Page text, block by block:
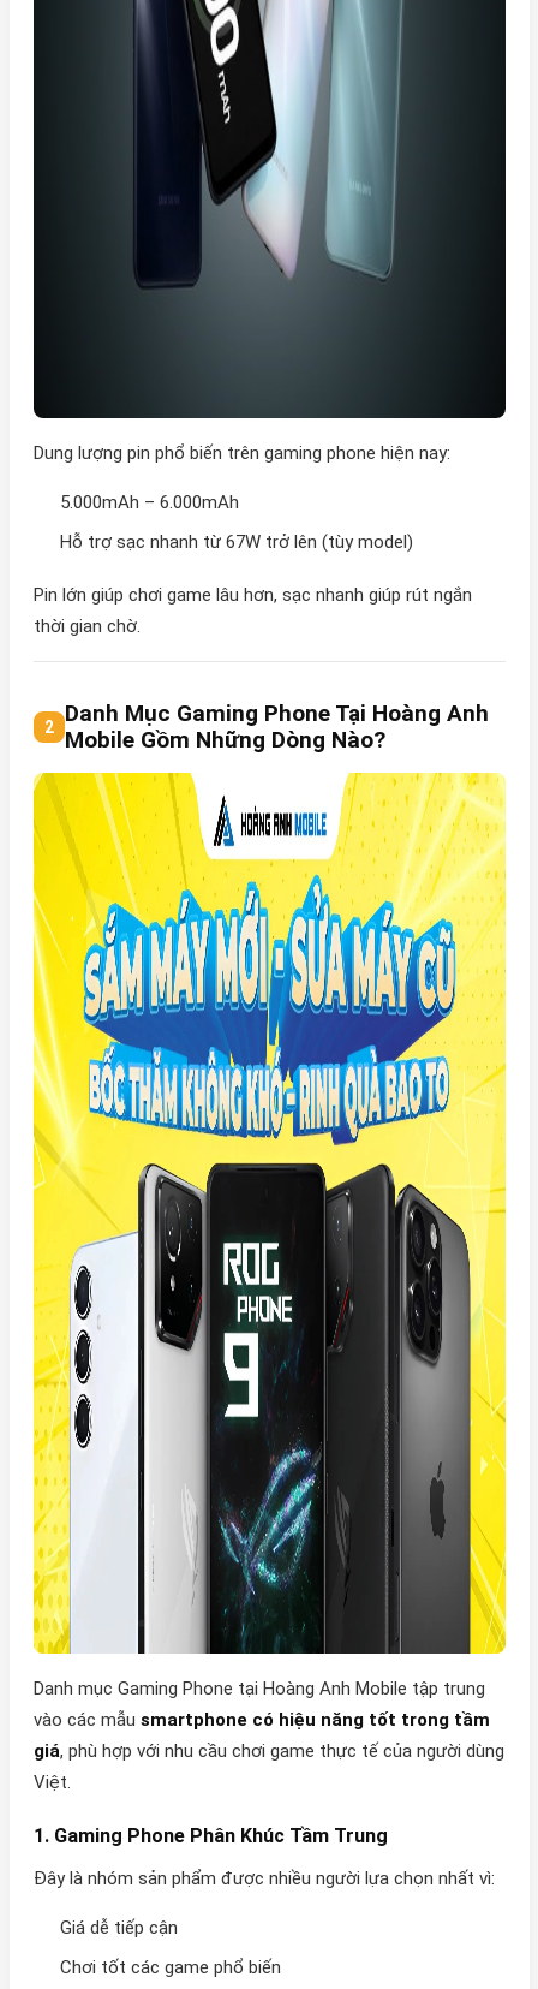
Dung lượng pin phổ biến trên gaming phone hiện nay:
5.000mAh – 6.000mAh
Hỗ trợ sạc nhanh từ 67W trở lên (tùy model)
Pin lớn giúp chơi game lâu hơn, sạc nhanh giúp rút ngắn
thời gian chờ.
Danh Mục Gaming Phone Tại Hoàng Anh
Mobile Gồm Những Dòng Nào?
Danh mục Gaming Phone tại Hoàng Anh Mobile tập trung
vào các mẫu smartphone có hiệu năng tốt trong tầm
giá, phù hợp với nhu cầu chơi game thực tế của người dùng
Việt.
1. Gaming Phone Phân Khúc Tầm Trung
Đây là nhóm sản phẩm được nhiều người lựa chọn nhất vì:
Giá dễ tiếp cận
Chơi tốt các game phổ biến